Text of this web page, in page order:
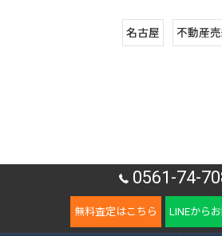
名古屋 不動産
0561-74-
無料査定はこちら LINEから